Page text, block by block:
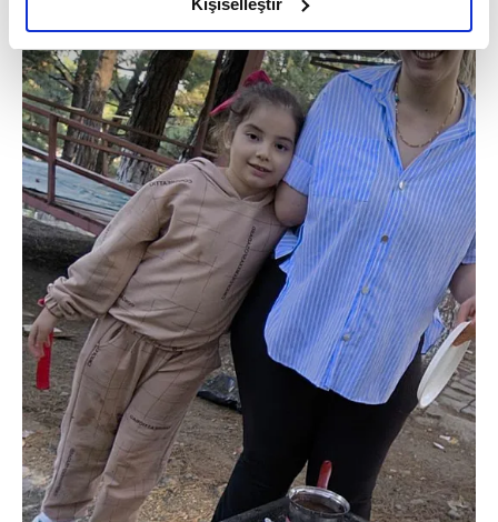
elimizden gelen çabayı gösterdiğimizi ve bu noktada,
reklamların maliyetlerimizi karşılamak noktasında tek gelir
kalemimiz olduğunu sizlere hatırlatmak isteriz.
Her halükârda, kullanıcılar, bu çerezlere izin vermedikleri
takdirde, kullanıcılara hedefli reklamlar
gösterilmeyecektir."
Sizlere daha iyi bir hizmet sunabilmek için İnternet
Sitemizde kendimize ve üçüncü kişilere ait çerezler
kullanılmaktadır. Bu çerezler vasıtasıyla çeşitli kişisel
verileriniz işlenmekte olup gerekli olan çerezler bilgi
toplumu hizmetlerinin sunulması amacıyla
kullanılmaktadır. Diğer çerezler, sitemizin daha işlevsel
kılınması ve kişiselleştirilmesi ve sizlere yönelik
reklam/pazarlama faaliyetlerinin yapılması, amaçlarıyla
sınırlı olarak açık rızanız dahilinde kullanılacaktır.
Çerezlere ilişkin tercihlerinizi aşağıda yer alan panel